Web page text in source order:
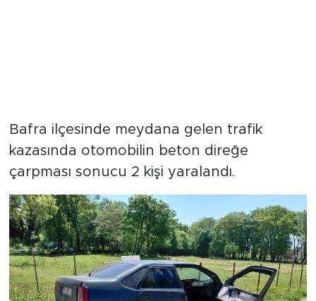
Bafra ilçesinde meydana gelen trafik
kazasında otomobilin beton direğe
çarpması sonucu 2 kişi yaralandı.